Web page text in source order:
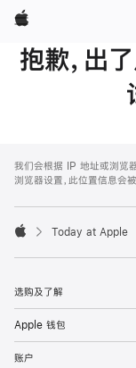
Apple
抱歉，出
Footer
我们会根据 IP 地址或浏览
浏览器设置，此位置信息会被
Today at Apple
选购及了解
Apple 钱包
账户